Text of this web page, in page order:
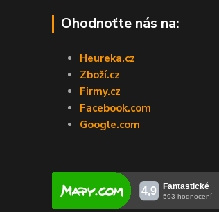
Ohodnoťte nás na:
Heureka.cz
Zboží.cz
Firmy.cz
Facebook.com
Google.com